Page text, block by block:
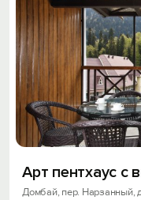
Арт пентхаус с
Домбай, пер. Нарзанный,